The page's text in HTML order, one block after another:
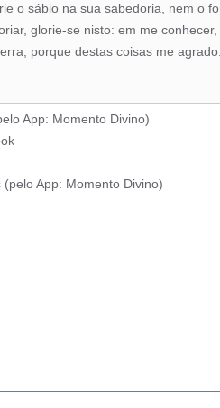
o sábio na sua sabedoria, nem o
glorie-se nisto: em me
porque destas coisas me agrado.
App: Momento Divino)
(pelo App: Momento Divino)